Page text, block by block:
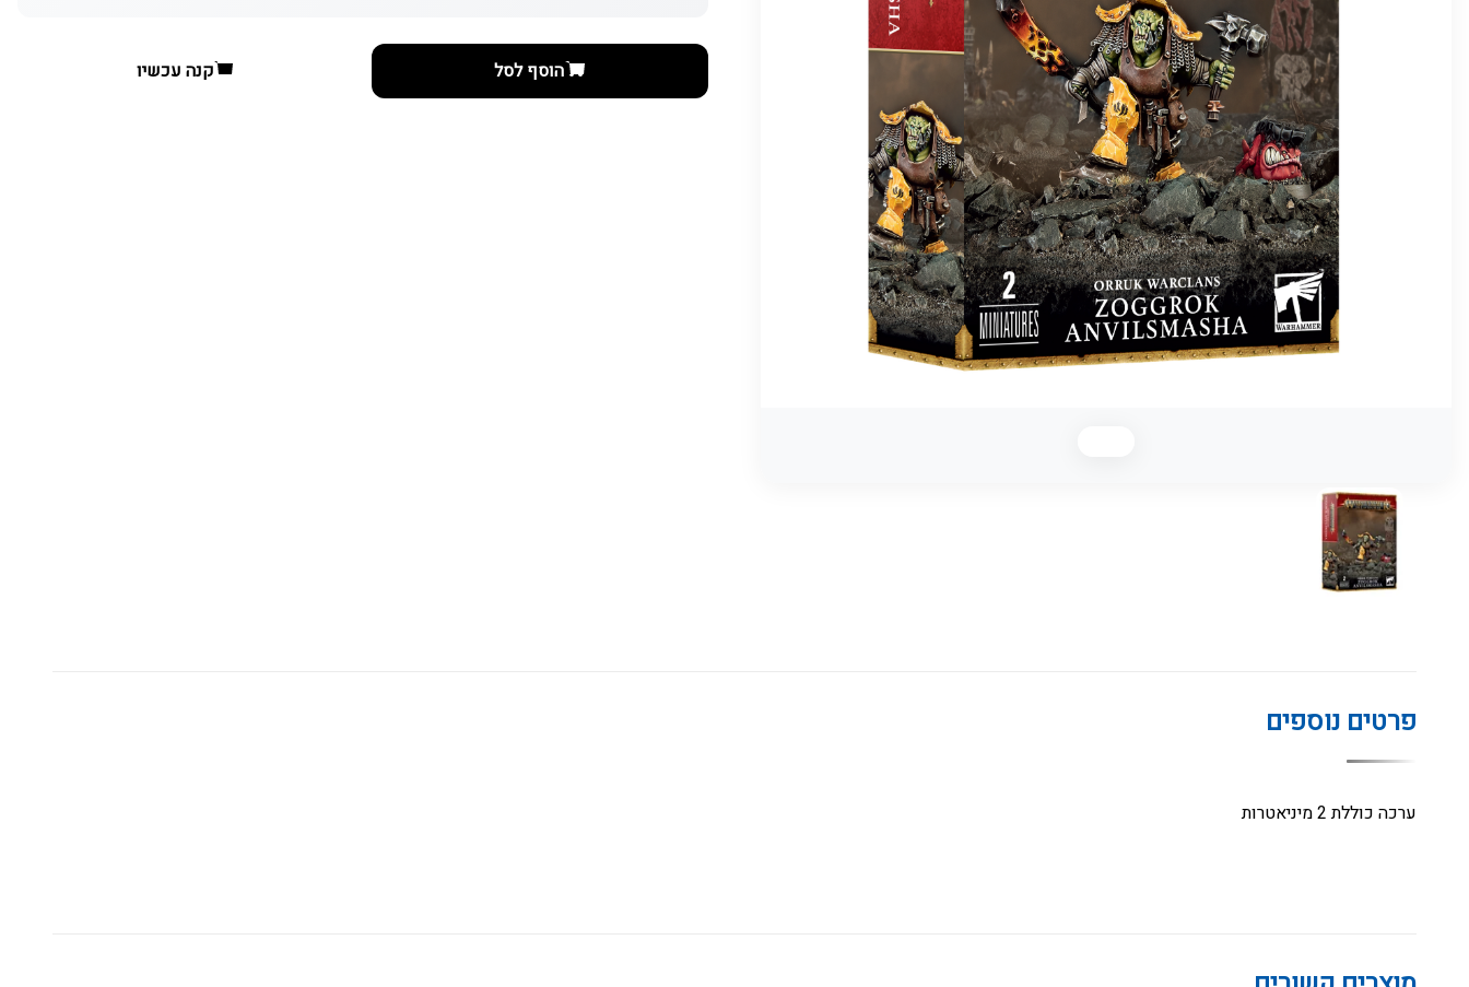
הוסף לסל קנה עכשיו
פרטים נוספים
ערכה כוללת 2 מיניאטרות